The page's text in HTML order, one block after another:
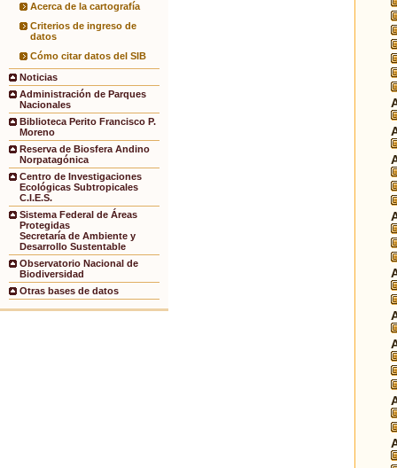
Acerca de la cartografía
Criterios de ingreso de
datos
Cómo citar datos del SIB
Noticias
Administración de Parques
Nacionales
Biblioteca Perito Francisco P.
Moreno
Reserva de Biosfera Andino
Norpatagónica
Centro de Investigaciones
Ecológicas Subtropicales
C.I.E.S.
Sistema Federal de Áreas
Protegidas
Secretaría de Ambiente y
Desarrollo Sustentable
Observatorio Nacional de
Biodiversidad
Otras bases de datos